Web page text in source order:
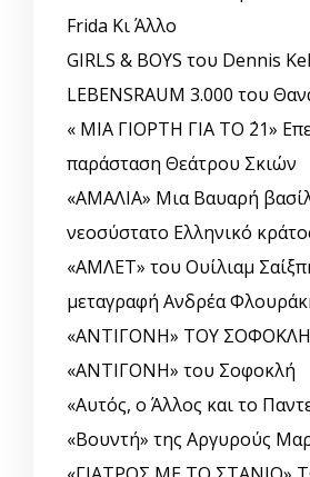
Frida Κι Άλλο
GIRLS & BOYS του Dennis
LEBENSRAUM 3.000 του
« ΜΙΑ ΓΙΟΡΤΗ ΓΙΑ ΤΟ ΄21»
παράσταση Θεάτρου Σκιών
«ΑΜΑΛΙΑ» Μια Βαυαρή
νεοσύστατο Ελληνικό
«ΑΜΛΕΤ» του Ουίλιαμ
μεταγραφή Ανδρέα
«ΑΝΤΙΓΟΝΗ» ΤΟΥ ΣΟΦΟΚΛΗ
«ΑΝΤΙΓΟΝΗ» του Σοφοκλή
«Αυτός, o Άλλος και το
«Βουντή» της Αργυρούς